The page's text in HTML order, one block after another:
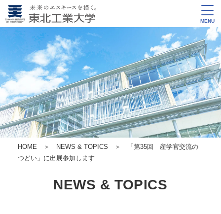
MENU
HOME ＞ NEWS & TOPICS ＞ 「第35回 産学官交流の
つどい」に出展参加します
NEWS & TOPICS